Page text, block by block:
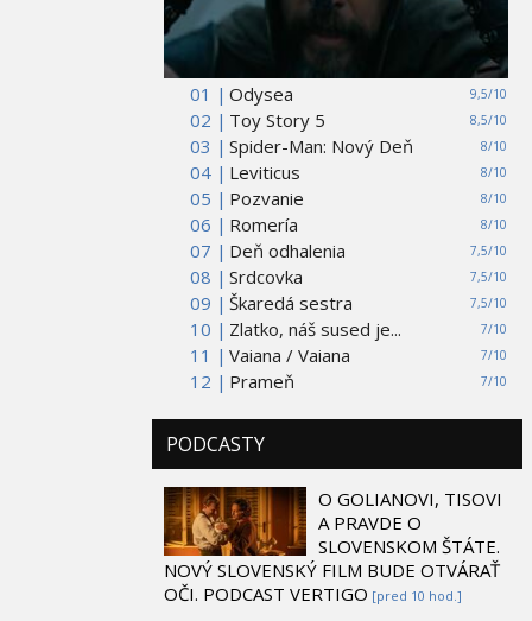
01 | 9,5/10
Odysea
02 |
8,5/10
Toy Story 5
03 |
8/10
Spider-Man: Nový Deň
04 |
8/10
Leviticus
05 |
8/10
Pozvanie
06 |
8/10
Romería
07 |
7,5/10
Deň odhalenia
08 |
7,5/10
Srdcovka
09 |
7,5/10
Škaredá sestra
10 |
7/10
Zlatko, náš sused je...
11 |
7/10
Vaiana / Vaiana
12 |
7/10
Prameň
PODCASTY
O GOLIANOVI, TISOVI
A PRAVDE O
SLOVENSKOM ŠTÁTE.
NOVÝ SLOVENSKÝ FILM BUDE OTVÁRAŤ
OČI. PODCAST VERTIGO [pred 10 hod.]